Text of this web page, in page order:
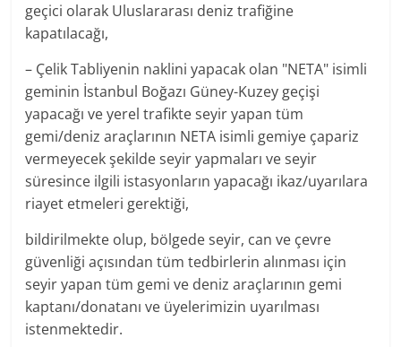
geçici olarak Uluslararası deniz trafiğine
kapatılacağı,
– Çelik Tabliyenin naklini yapacak olan "NETA" isimli
geminin İstanbul Boğazı Güney-Kuzey geçişi
yapacağı ve yerel trafikte seyir yapan tüm
gemi/deniz araçlarının NETA isimli gemiye çapariz
vermeyecek şekilde seyir yapmaları ve seyir
süresince ilgili istasyonların yapacağı ikaz/uyarılara
riayet etmeleri gerektiği,
bildirilmekte olup, bölgede seyir, can ve çevre
güvenliği açısından tüm tedbirlerin alınması için
seyir yapan tüm gemi ve deniz araçlarının gemi
kaptanı/donatanı ve üyelerimizin uyarılması
istenmektedir.